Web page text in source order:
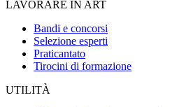
LAVORARE IN ART
Bandi e concorsi
Selezione esperti
Praticantato
Tirocini di formazione
UTILITÀ